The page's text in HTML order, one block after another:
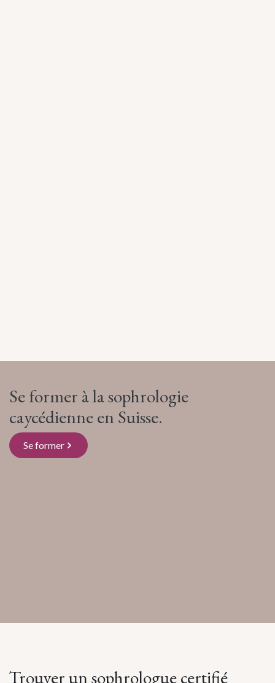
Se former à la sophrologie
caycédienne en Suisse.
Se form​​er
Trouver un sophrologue certifié